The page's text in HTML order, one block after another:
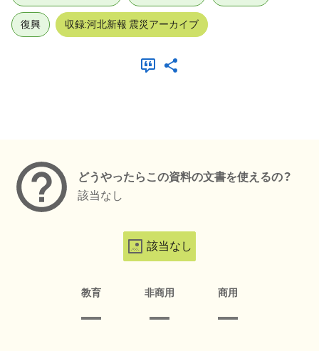
復興 収録:河北新報 震災アーカイブ
どうやったらこの資料の文書を使えるの？
該当なし
該当なし
教育 非商用 商用